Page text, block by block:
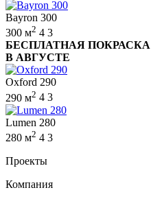
Bayron 300
300 м2 4 3
БЕСПЛАТНАЯ ПОКРАСКА
В АВГУСТЕ
Oxford 290
290 м2 4 3
Lumen 280
280 м2 4 3
Проекты
Компания